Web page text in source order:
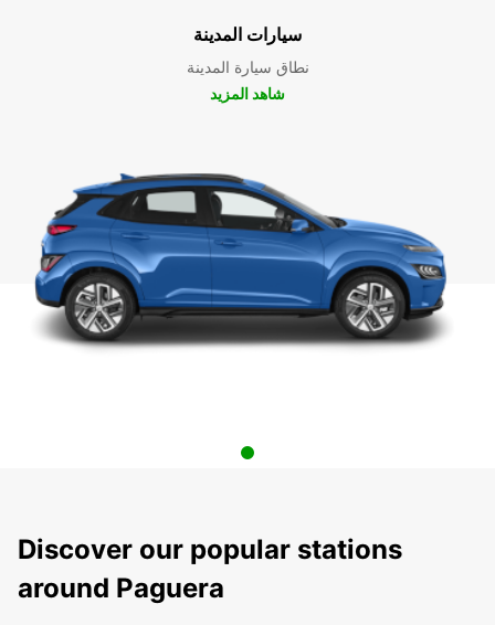
سيارات المدينة
نطاق سيارة المدينة
شاهد المزيد
Discover our popular stations
around Paguera